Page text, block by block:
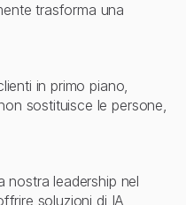
trasforma una
in primo piano,
sostituisce le persone,
nostra leadership nel
soluzioni di IA